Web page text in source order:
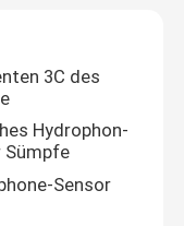
3C des
Hydrophon-
Sümpfe
Sensor